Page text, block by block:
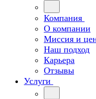
Компания
О компании
Миссия и
Наш подход
Карьера
Отзывы
Услуги